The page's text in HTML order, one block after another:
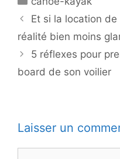
Et si la location
réalité bien moins
5 réflexes pour
board de son voilier
Laisser un